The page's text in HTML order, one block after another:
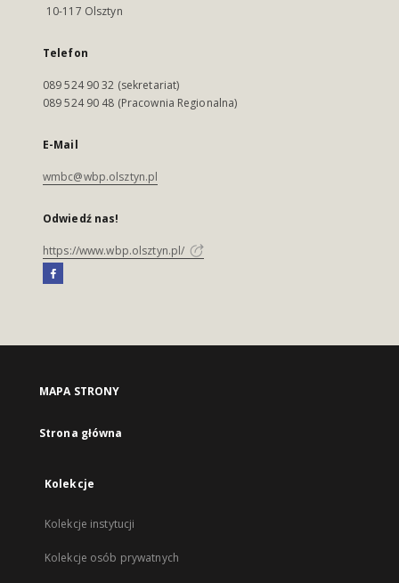
10-117 Olsztyn
Telefon
089 524 90 32 (sekretariat)
089 524 90 48 (Pracownia Regionalna)
E-Mail
wmbc@wbp.olsztyn.pl
Odwiedź nas!
https://www.wbp.olsztyn.pl/
MAPA STRONY
Strona główna
Kolekcje
Kolekcje instytucji
Kolekcje osób prywatnych